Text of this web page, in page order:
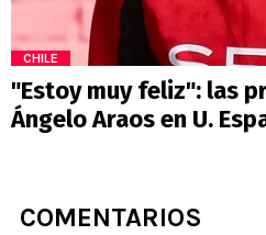
CHILE
"Estoy muy feliz": las
Ángelo Araos en U.
COMENTARIOS